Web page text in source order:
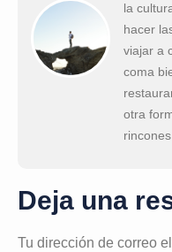
la
hacer
viajar a
coma
otra
Deja una
Tu dirección de correo